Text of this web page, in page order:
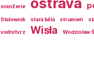
oranžerie
Stalownik stará bělá strumień
vodní tvrz
Wisła Wodzisław